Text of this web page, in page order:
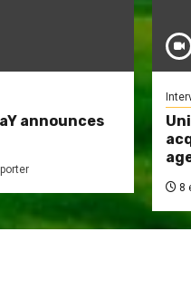
announces
8